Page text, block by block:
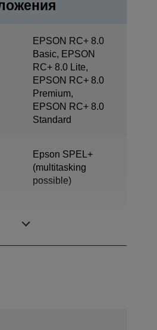
EPSON RC+ 8.0
Basic, EPSON
RC+ 8.0 Lite,
EPSON RC+ 8.0
Premium,
EPSON RC+ 8.0
Standard
Epson SPEL+
(multitasking
possible)